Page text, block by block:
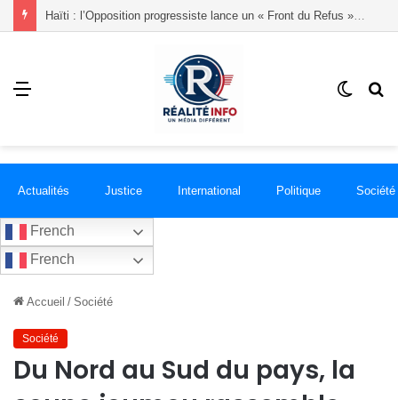
Haïti : l’Opposition progressiste lance un « Front du Refus » contre la transition et les élections dans les conditions actuelles
Menu
Switch
Actualités Justice International Politique Société
French
French
Accueil / Société
Société
Du Nord au Sud du pays, la